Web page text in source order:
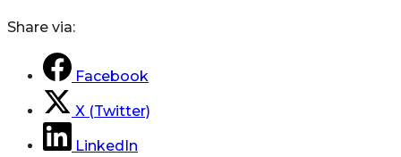
Share via:
Facebook
X (Twitter)
LinkedIn